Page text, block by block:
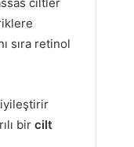
sıra retinol
iyileştirir
bir cilt